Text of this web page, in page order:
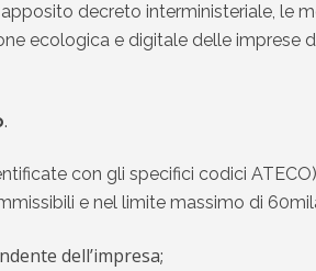
decreto interministeriale, le
ecologica e digitale delle imprese
.
con gli specifici codici
e nel limite massimo di
dell’impresa;